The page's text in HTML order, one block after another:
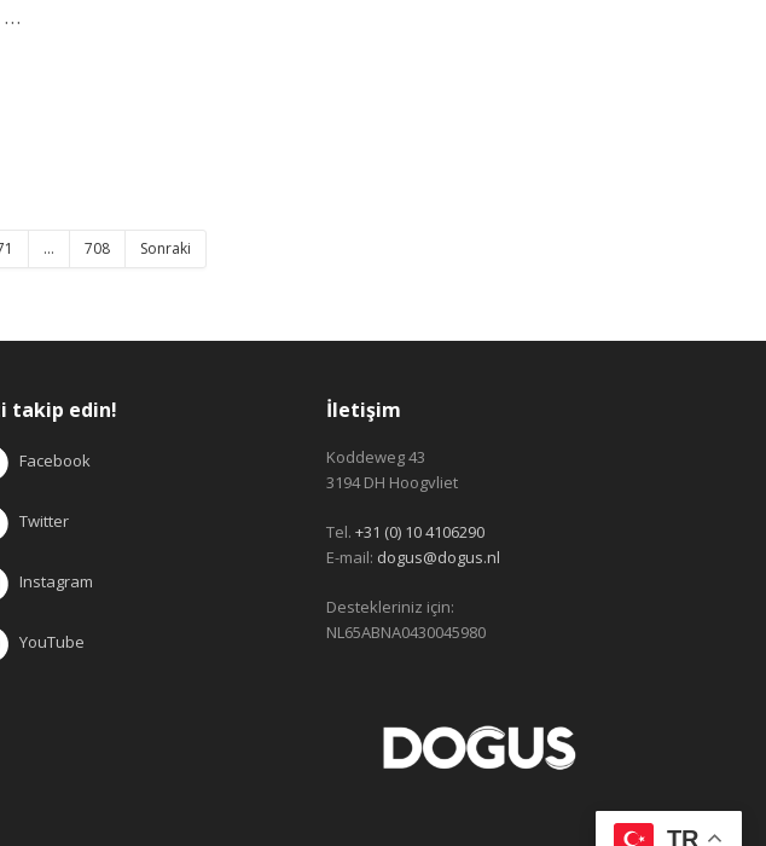
…
… 708 Sonraki
takip edin!
Facebook
Twitter
Instagram
YouTube
İletişim
Koddeweg 43
3194 DH Hoogvliet
Tel. +31 (0) 10 4106290
E-mail: dogus@dogus.nl
Destekleriniz için:
NL65ABNA0430045980
TR